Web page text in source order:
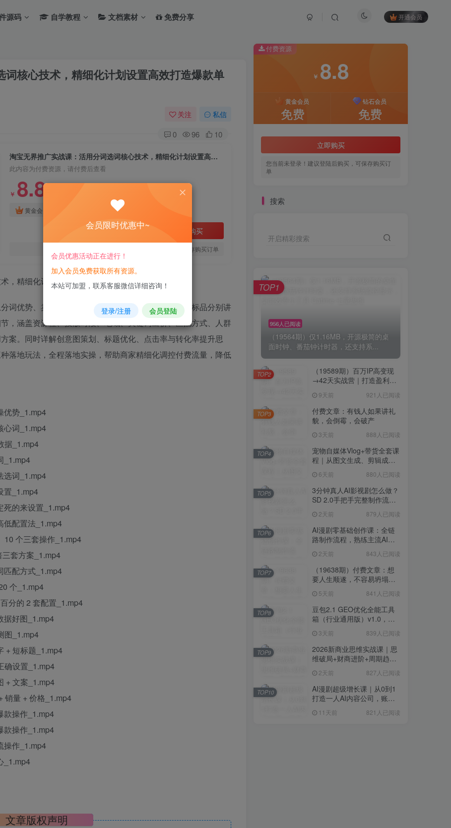
源码 自学教程 文档素材 免费分享 开通会员
核心技术，精细化计划设置高效打造爆款单
关注 私信
0 96 10
淘宝无界推广实战课：活用分词选词核心技术，精细化计划设置高效打造爆款单品
此内容为付费资源，请付费后查看
￥ 8.8
黄金会员 免费
立即购买
您当前未登录！建议登陆后购买，可保存购买订单
词优势、卖点提炼与词根挖掘开始教学，对标品、非标品分别讲
，涵盖资源位、投放时段、地域、关键词出价、匹配方式、人群
案。同时详解创意图策划、标题优化、点击率与转化率提升思
落地玩法，全程落地实操，帮助商家精细化调控付费流量，降低
优势_1.mp4
心词_1.mp4
据_1.mp4
_1.mp4
选词_1.mp4
置_1.mp4
死的来设置_1.mp4
低配置法_1.mp4
10 个三套操作_1.mp4
套方案_1.mp4
匹配方式_1.mp4
个_1.mp4
分的 2 套配置_1.mp4
据好图_1.mp4
图_1.mp4
+ 短标题_1.mp4
确设置_1.mp4
+ 文案_1.mp4
销量 + 价格_1.mp4
款操作_1.mp4
款操作_1.mp4
操作_1.mp4
_1.mp4
文章版权声明
付费资源
￥ 8.8
黄金会员
免费
钻石会员
免费
立即购买
您当前未登录！建议登陆后购买，可保存购买订
单
搜索
开启精彩搜索
956人已阅读
（19564期）仅1.16MB，开源极简的桌
面时钟、番茄钟计时器，还支持系...
TOP1
（19589期）百万IP高变现
→42天实战营｜打造盈利赚
域转化批量成交积累客户案
例
9天前 921人已阅读
TOP2
付费文章：有钱人如果讲礼
貌，会倒霉，会破产
3天前 888人已阅读
TOP3
宠物自媒体Vlog+带货全套课
程｜从图文生成、剪辑成片
6天前 880人已阅读
TOP4
3分钟真人AI影视剧怎么做？
SD 2.0手把手完整制作流程
无限生成
2天前 879人已阅读
TOP5
AI漫剧零基础创作课：全链
路制作流程，熟练主流AI工
2天前 843人已阅读
TOP6
（19638期）付费文章：想
要人生顺遂，不容易坍塌，
5天前 841人已阅读
TOP7
豆包2.1 GEO优化全能工具
箱（行业通用版）v1.0，会
景 3天前 839人已阅读
TOP8
2026新商业思维实战课｜思
维破局+财商进阶+周期趋势
度解析全体系
2天前 827人已阅读
TOP9
AI漫剧超级增长课｜从0到1
打造一人AI内容公司，账号
流程实战
11天前 821人已阅读
TOP10
会员限时优惠中~
会员优惠活动正在进行！
加入会员免费获取所有资源。
本站可加盟，联系客服微信详细咨询！
登录/注册 会员登陆